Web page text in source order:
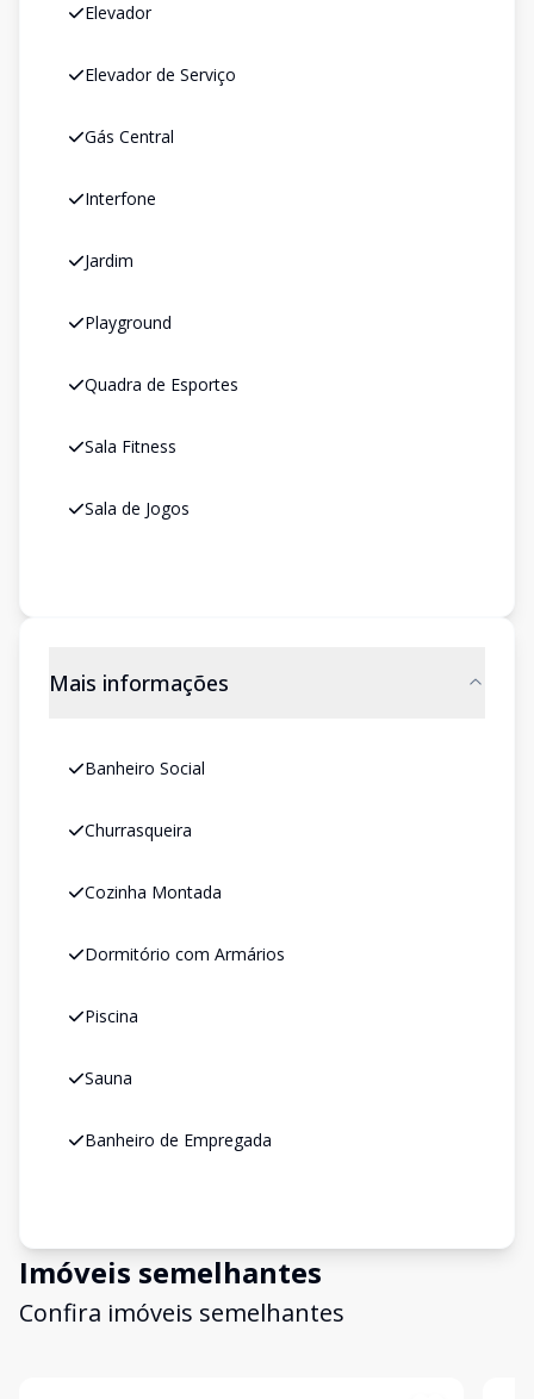
Elevador
Elevador de Serviço
Gás Central
Interfone
Jardim
Playground
Quadra de Esportes
Sala Fitness
Sala de Jogos
Mais informações
Banheiro Social
Churrasqueira
Cozinha Montada
Dormitório com Armários
Piscina
Sauna
Banheiro de Empregada
Imóveis semelhantes
Confira imóveis semelhantes